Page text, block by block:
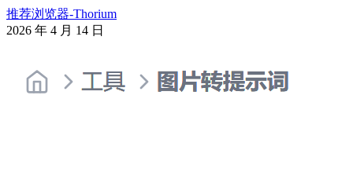
推荐浏览器-Thorium
2026 年 4 月 14 日